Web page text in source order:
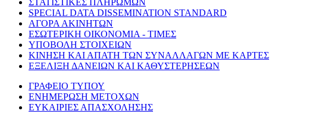
SPECIAL DATA DISSEMINATION STANDARD
ΑΓΟΡΑ ΑΚΙΝΗΤΩΝ
ΕΣΩΤΕΡΙΚΗ ΟΙΚΟΝΟΜΙΑ - ΤΙΜΕΣ
ΥΠΟΒΟΛΗ ΣΤΟΙΧΕΙΩΝ
ΚΙΝΗΣΗ ΚΑΙ ΑΠΑΤΗ ΤΩΝ ΣΥΝΑΛΛΑΓΩΝ ΜΕ ΚΑΡΤΕΣ
ΕΞΕΛΙΞΗ ΔΑΝΕΙΩΝ ΚΑΙ ΚΑΘΥΣΤΕΡΗΣΕΩΝ
ΓΡΑΦΕΙΟ ΤΥΠΟΥ
ΕΝΗΜΕΡΩΣΗ ΜΕΤΟΧΩΝ
ΕΥΚΑΙΡΙΕΣ ΑΠΑΣΧΟΛΗΣΗΣ